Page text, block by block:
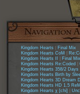
Kingdom Hearts
Final Mix
Kingdom Hearts CoM
Kingdom Hearts II
Final Mix
Kingdom Hearts Re:Coded
Kingdom Hearts 358/2 Days
Kingdom Hearts Birth by
Kingdom Hearts 3D Dream
Kingdom Hearts HD 1.5
Kingdom Hearts χ [chi]